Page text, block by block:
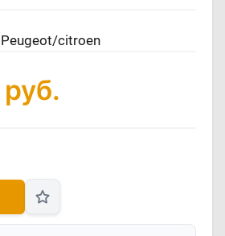
Peugeot/citroen
руб.